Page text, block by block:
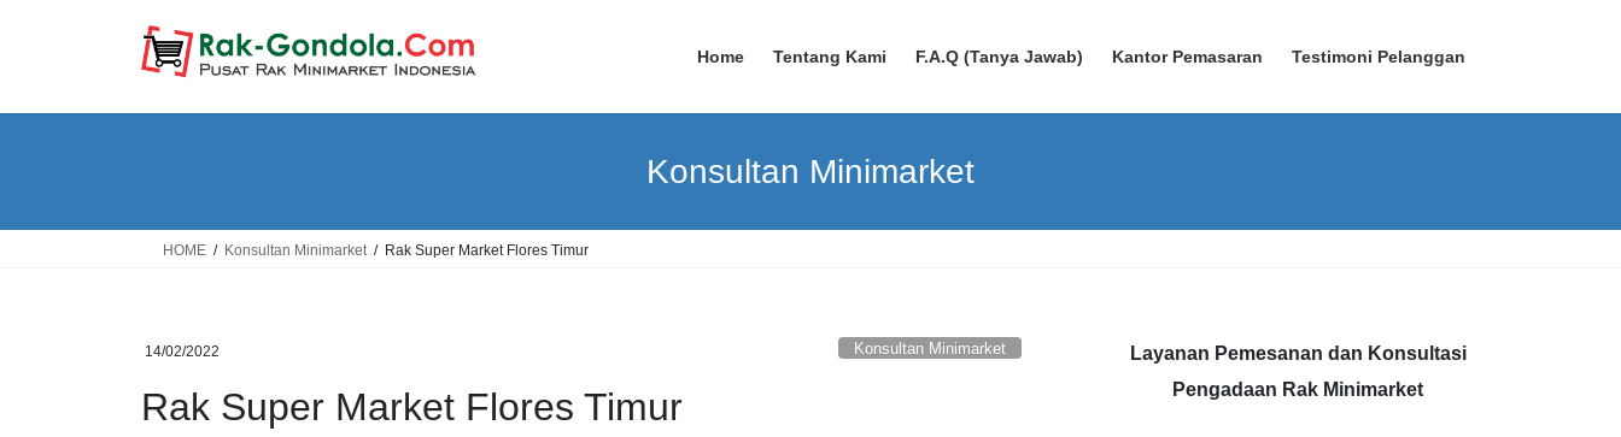
Home Tentang Kami F.A.Q (Tanya Jawab) Kantor Pemasaran Testimoni Pelanggan
Konsultan Minimarket
HOME Konsultan Minimarket Rak Super Market Flores Timur
14/02/2022 Konsultan Minimarket
Rak Super Market Flores Timur
Layanan Pemesanan dan Konsultasi
Pengadaan Rak Minimarket